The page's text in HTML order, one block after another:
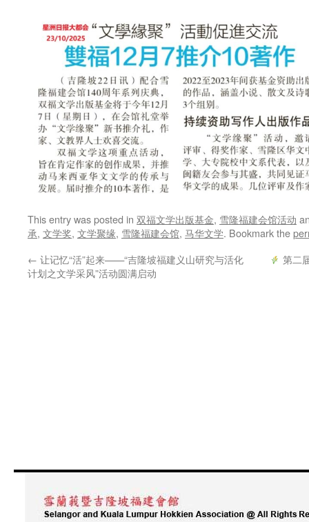
This entry was posted in 双福文学出版基金, 雪隆福建会馆活动
承, 文学奖, 文学聚缘, 雪隆福建会馆, 马华文学. Bookmark the
← 让记忆“活”起来——“吉隆坡福建义山研究与活化
计划之文学采风”活动圆满启动
第二